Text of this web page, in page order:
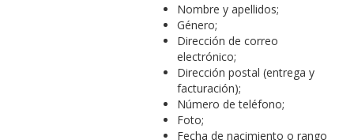
Nombre y apellidos;
Género;
Dirección de correo
electrónico;
Dirección postal (entrega y
facturación);
Número de teléfono;
Foto;
Fecha de nacimiento o rango